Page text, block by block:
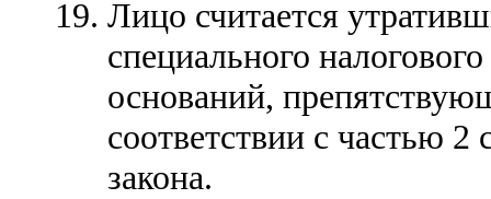
Лицо считается
специального
оснований,
соответствии с частью 2
закона.